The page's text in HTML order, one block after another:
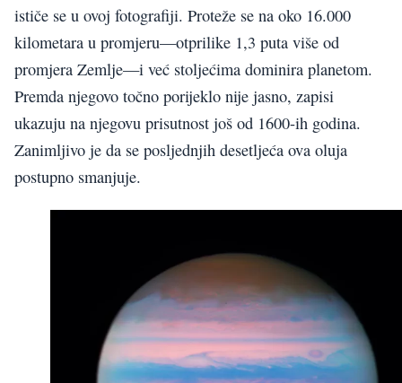
ističe se u ovoj fotografiji. Proteže se na oko 16.000
kilometara u promjeru—otprilike 1,3 puta više od
promjera Zemlje—i već stoljećima dominira planetom.
Premda njegovo točno porijeklo nije jasno, zapisi
ukazuju na njegovu prisutnost još od 1600-ih godina.
Zanimljivo je da se posljednjih desetljeća ova oluja
postupno smanjuje.